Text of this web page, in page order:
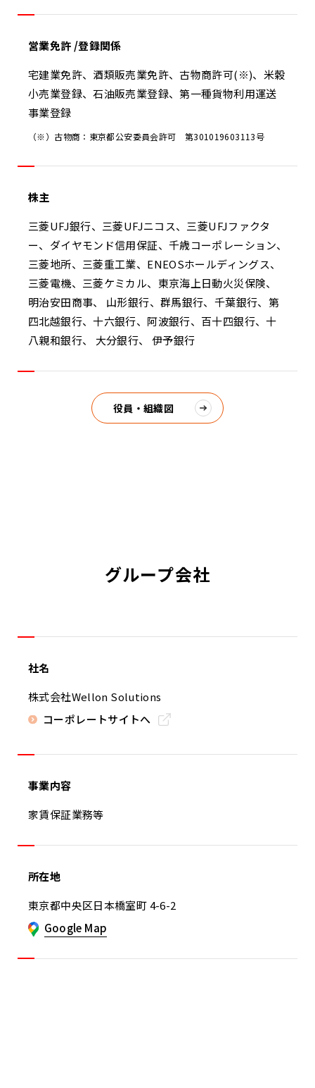
営業免許 /登録関係
宅建業免許、酒類販売業免許、古物商許可(※)、米穀
小売業登録、石油販売業登録、第一種貨物利用運送
事業登録
（※）古物商：東京都公安委員会許可 第301019603113号
株主
三菱UFJ銀行、三菱UFJニコス、三菱UFJファクタ
ー、ダイヤモンド信用保証、千歳コーポレーション、
三菱地所、三菱重工業、ENEOSホールディングス、
三菱電機、三菱ケミカル、東京海上日動火災保険、
明治安田商事、 山形銀行、群馬銀行、千葉銀行、第
四北越銀行、十六銀行、阿波銀行、百十四銀行、十
八親和銀行、 大分銀行、 伊予銀行
役員・組織図
グループ会社
社名
株式会社Wellon Solutions
コーポレートサイトへ
事業内容
家賃保証業務等
所在地
東京都中央区日本橋室町 4-6-2
Google Map